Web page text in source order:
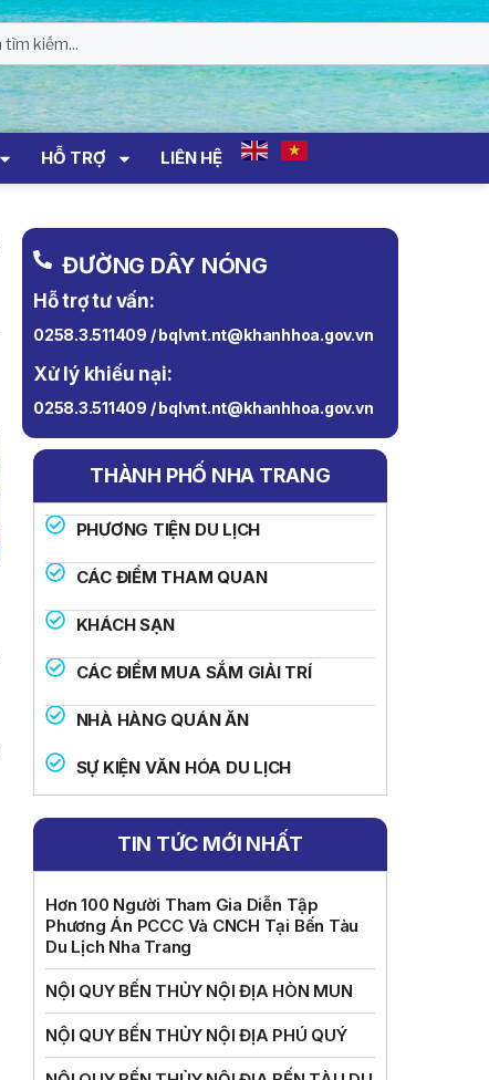
HỖ TRỢ LIÊN HỆ
ĐƯỜNG DÂY NÓNG
Hỗ trợ tư vấn:
0258.3.511409 / bqlvnt.nt@khanhhoa.gov.vn
Xử lý khiếu nại:
0258.3.511409 / bqlvnt.nt@khanhhoa.gov.vn
THÀNH PHỐ NHA TRANG
PHƯƠNG TIỆN DU LỊCH
CÁC ĐIỂM THAM QUAN
KHÁCH SẠN
CÁC ĐIỂM MUA SẮM GIẢI TRÍ
NHÀ HÀNG QUÁN ĂN
SỰ KIỆN VĂN HÓA DU LỊCH
TIN TỨC MỚI NHẤT
Hơn 100 Người Tham Gia Diễn Tập
Phương Án PCCC Và CNCH Tại Bến Tàu
Du Lịch Nha Trang
NỘI QUY BẾN THỦY NỘI ĐỊA HÒN MUN
NỘI QUY BẾN THỦY NỘI ĐỊA PHÚ QUÝ